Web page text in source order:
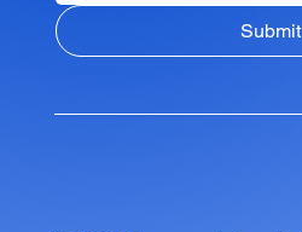
Submit